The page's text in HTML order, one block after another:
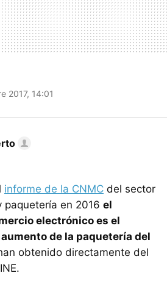
2017, 14:01
informe de la CNMC del sector
paquetería en 2016 el
electrónico es el
de la paquetería del
obtenido directamente del